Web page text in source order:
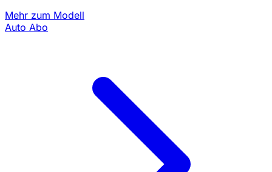
Mehr zum Modell
Auto Abo